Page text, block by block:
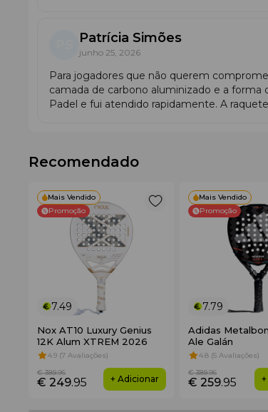
Vantagens e desvantagens:
Patrícia Simões
junho 25, 2026
Para jogadores que não querem
camada de carbono aluminizado e a
Padel e fui atendido rapidamente. A
Recomendado
Mais Vendido
Promoção
7.49
Nox AT10 Luxury Genius
12K Alum XTREM 2026
4.9 (7 Avaliações)
€ 249.95
€ 389.95
+ Adicionar
Mais Vendido
Promoção
7.79
Adidas
Ale Galán
4.8 (5 Avaliações)
€ 259.95
€ 389.95